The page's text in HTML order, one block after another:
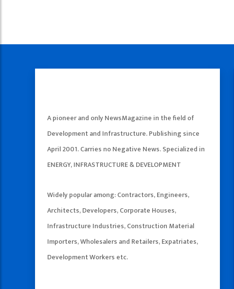
A pioneer and only NewsMagazine in the field of
Development and Infrastructure. Publishing since
April 2001. Carries no Negative News. Specialized in
ENERGY, INFRASTRUCTURE & DEVELOPMENT
Widely popular among: Contractors, Engineers,
Architects, Developers, Corporate Houses,
Infrastructure Industries, Construction Material
Importers, Wholesalers and Retailers, Expatriates,
Development Workers etc.